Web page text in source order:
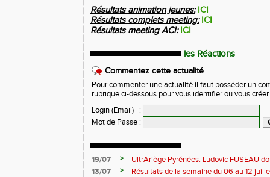
Résultats animation jeunes: ICI
Résultats complets meeting: ICI
Résultats meeting ACI: ICI
les Réactions
Commentez cette actualité
Pour commenter une actualité il faut posséder un
rubrique ci-dessous pour vous identifier ou vous
Login (Email)
:
Mot de Passe :
19/07 >
UltrAriège Pyrénées: Ludovic FUSEAU
13/07
>
Résultats de la semaine du 06 au 12